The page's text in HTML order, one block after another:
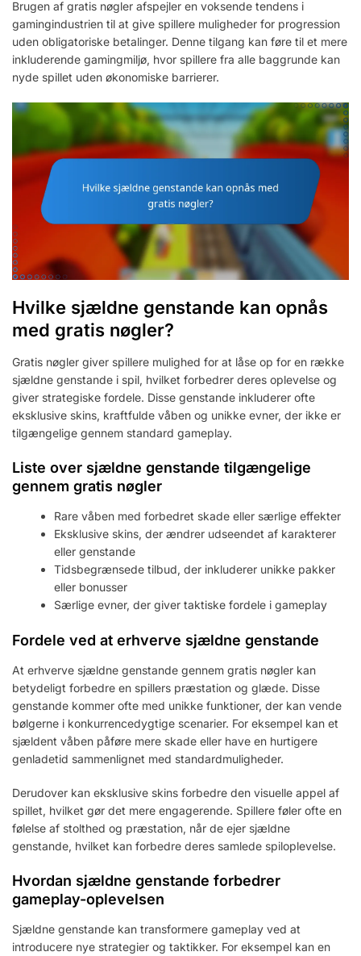
Brugen af gratis nøgler afspejler en voksende tendens i
gamingindustrien til at give spillere muligheder for progression
uden obligatoriske betalinger. Denne tilgang kan føre til et mere
inkluderende gamingmiljø, hvor spillere fra alle baggrunde kan
nyde spillet uden økonomiske barrierer.
Hvilke sjældne genstande kan opnås
med gratis nøgler?
Gratis nøgler giver spillere mulighed for at låse op for en række
sjældne genstande i spil, hvilket forbedrer deres oplevelse og
giver strategiske fordele. Disse genstande inkluderer ofte
eksklusive skins, kraftfulde våben og unikke evner, der ikke er
tilgængelige gennem standard gameplay.
Liste over sjældne genstande tilgængelige
gennem gratis nøgler
Rare våben med forbedret skade eller særlige effekter
Eksklusive skins, der ændrer udseendet af karakterer
eller genstande
Tidsbegrænsede tilbud, der inkluderer unikke pakker
eller bonusser
Særlige evner, der giver taktiske fordele i gameplay
Fordele ved at erhverve sjældne genstande
At erhverve sjældne genstande gennem gratis nøgler kan
betydeligt forbedre en spillers præstation og glæde. Disse
genstande kommer ofte med unikke funktioner, der kan vende
bølgerne i konkurrencedygtige scenarier. For eksempel kan et
sjældent våben påføre mere skade eller have en hurtigere
genladetid sammenlignet med standardmuligheder.
Derudover kan eksklusive skins forbedre den visuelle appel af
spillet, hvilket gør det mere engagerende. Spillere føler ofte en
følelse af stolthed og præstation, når de ejer sjældne
genstande, hvilket kan forbedre deres samlede spiloplevelse.
Hvordan sjældne genstande forbedrer
gameplay-oplevelsen
Sjældne genstande kan transformere gameplay ved at
introducere nye strategier og taktikker. For eksempel kan en